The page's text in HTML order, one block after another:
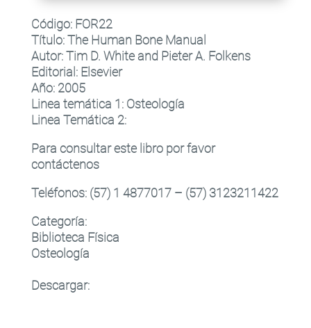
Código: FOR22
Título:The Human Bone Manual
Autor: Tim D. White and Pieter A. Folkens
Editorial : Elsevier
Año: 2005
Linea temática 1 : Osteología
Linea Temática 2:
Para consultar este libro por favor
contáctenos
Teléfonos: (57) 1 4877017 – (57) 3123211422
Categoría:
Biblioteca Física
Osteología
Descargar: